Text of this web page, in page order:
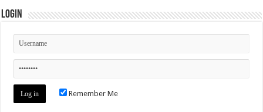
Login
Remember Me